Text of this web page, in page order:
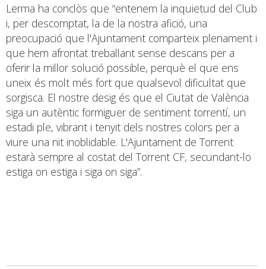
Lerma ha conclòs que “entenem la inquietud del Club
i, per descomptat, la de la nostra afició, una
preocupació que l'Ajuntament comparteix plenament i
que hem afrontat treballant sense descans per a
oferir la millor solució possible, perquè el que ens
uneix és molt més fort que qualsevol dificultat que
sorgisca. El nostre desig és que el Ciutat de València
siga un autèntic formiguer de sentiment torrentí, un
estadi ple, vibrant i tenyit dels nostres colors per a
viure una nit inoblidable. L'Ajuntament de Torrent
estarà sempre al costat del Torrent CF, secundant-lo
estiga on estiga i siga on siga”.